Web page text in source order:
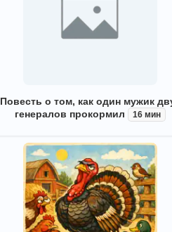
Повесть о том, как один мужик
генералов прокормил
16 мин